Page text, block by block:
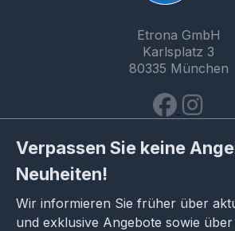
Etrona GmbH
Karlsplatz 3
80335 München
Verpassen Sie keine
Neuheiten!
Wir informieren Sie früher über
und exklusive Angebote sowie